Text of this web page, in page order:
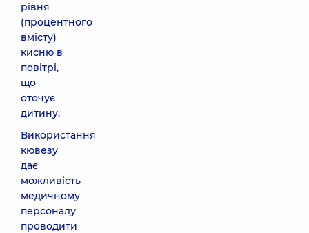
рівня
(процентного
вмісту)
кисню в
повітрі,
що
оточує
дитину.
Використання
кювезу
дає
можливість
медичному
персоналу
проводити